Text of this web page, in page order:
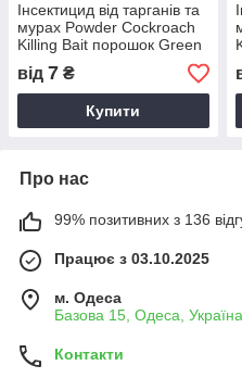
Інсектицид від тарганів та
мурах Powder Cockroach
Killing Bait порошок Green
River, 5 г
від 7 ₴
Купити
Про нас
99% позитивних з 136
Працює з 03.10.2025
м. Одеса
Базова 15, Одеса, Україна
Контакти